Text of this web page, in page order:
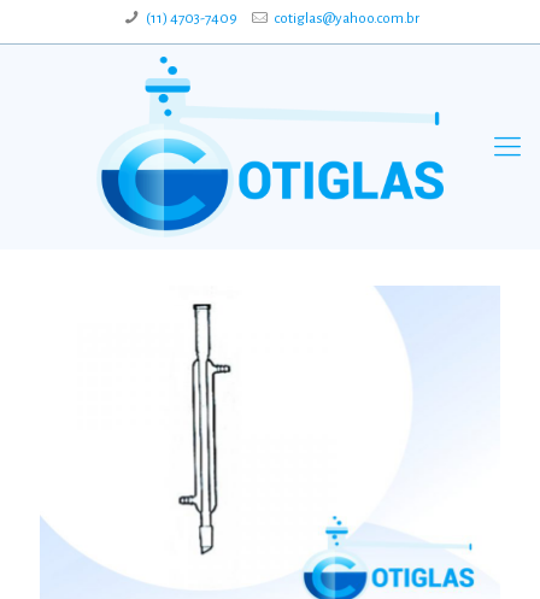
(11) 4703-7409 cotiglas@yahoo.com.br